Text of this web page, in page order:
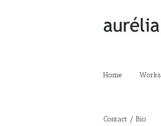
Home Works
Contact / Bio